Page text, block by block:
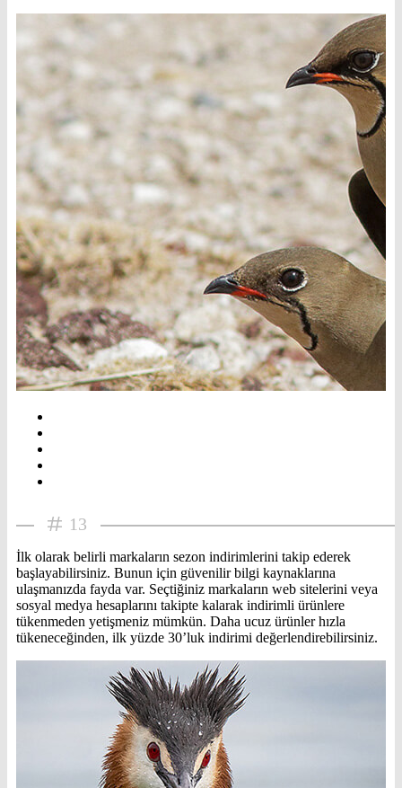
13
İlk olarak belirli markaların sezon indirimlerini takip ederek
başlayabilirsiniz. Bunun için güvenilir bilgi kaynaklarına
ulaşmanızda fayda var. Seçtiğiniz markaların web sitelerini veya
sosyal medya hesaplarını takipte kalarak indirimli ürünlere
tükenmeden yetişmeniz mümkün. Daha ucuz ürünler hızla
tükeneceğinden, ilk yüzde 30’luk indirimi değerlendirebilirsiniz.